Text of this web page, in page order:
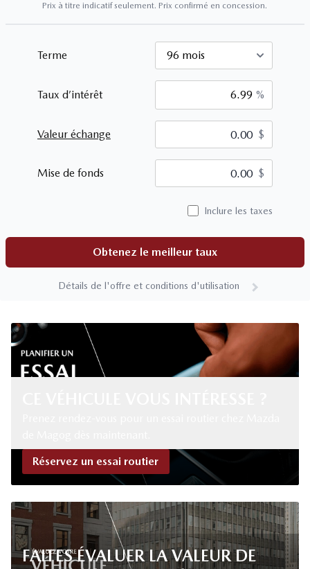
Prix à titre indicatif seulement. Prix confirmé en concession.
Terme
Taux d’intérêt %
Valeur échange $ $
Mise de fonds $
Inclure les taxes
Obtenez le meilleur taux
Détails de l'offre et conditions d'utilisation
Réservez un essai routier
FAITES ÉVALUER LA VALEUR DE